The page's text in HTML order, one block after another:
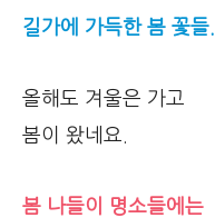
길가에 가득한 봄 꽃들.
올해도 겨울은 가고
봄이 왔네요.
봄 나들이 명소들에는